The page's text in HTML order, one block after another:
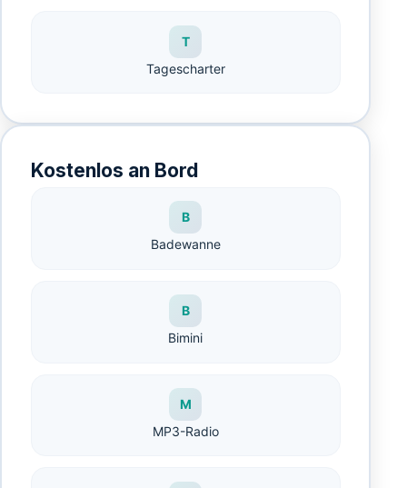
T
Tagescharter
Kostenlos an Bord
B
Badewanne
B
Bimini
M
MP3-Radio